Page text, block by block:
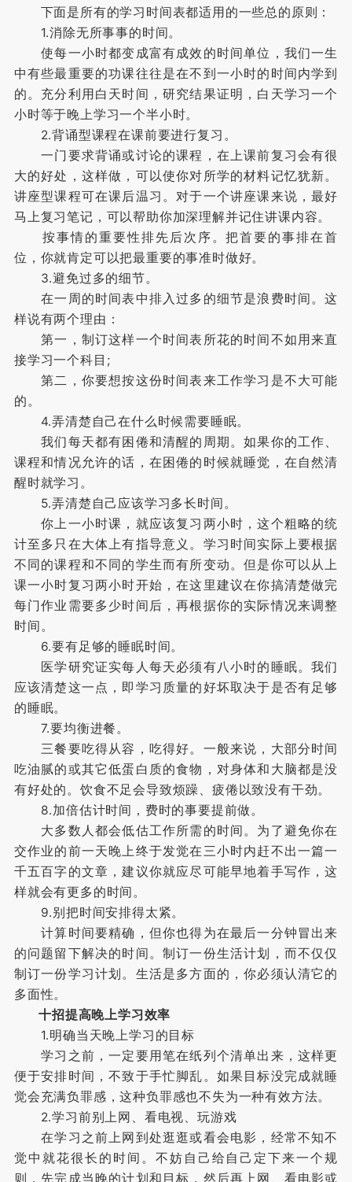
下面是所有的学习时间表都适用的一些总的原则：
1.消除无所事事的时间。
使每一小时都变成富有成效的时间单位，我们一生
中有些最重要的功课往往是在不到一小时的时间内学到
的。充分利用白天时间，研究结果证明，白天学习一个
小时等于晚上学习一个半小时。
2.背诵型课程在课前要进行复习。
一门要求背诵或讨论的课程，在上课前复习会有很
大的好处，这样做，可以使你对所学的材料记忆犹新。
讲座型课程可在课后温习。对于一个讲座课来说，最好
马上复习笔记，可以帮助你加深理解并记住讲课内容。
按事情的重要性排先后次序。把首要的事排在首
位，你就肯定可以把最重要的事准时做好。
3.避免过多的细节。
在一周的时间表中排入过多的细节是浪费时间。这
样说有两个理由：
第一，制订这样一个时间表所花的时间不如用来直
接学习一个科目;
第二，你要想按这份时间表来工作学习是不大可能
的。
4.弄清楚自己在什么时候需要睡眠。
我们每天都有困倦和清醒的周期。如果你的工作、
课程和情况允许的话，在困倦的时候就睡觉，在自然清
醒时就学习。
5.弄清楚自己应该学习多长时间。
你上一小时课，就应该复习两小时，这个粗略的统
计至多只在大体上有指导意义。学习时间实际上要根据
不同的课程和不同的学生而有所变动。但是你可以从上
课一小时复习两小时开始，在这里建议在你搞清楚做完
每门作业需要多少时间后，再根据你的实际情况来调整
时间。
6.要有足够的睡眠时间。
医学研究证实每人每天必须有八小时的睡眠。我们
应该清楚这一点，即学习质量的好坏取决于是否有足够
的睡眠。
7.要均衡进餐。
三餐要吃得从容，吃得好。一般来说，大部分时间
吃油腻的或其它低蛋白质的食物，对身体和大脑都是没
有好处的。饮食不足会导致烦躁、疲倦以致没有干劲。
8.加倍估计时间，费时的事要提前做。
大多数人都会低估工作所需的时间。为了避免你在
交作业的前一天晚上终于发觉在三小时内赶不出一篇一
千五百字的文章，建议你就应尽可能早地着手写作，这
样就会有更多的时间。
9.别把时间安排得太紧。
计算时间要精确，但你也得为在最后一分钟冒出来
的问题留下解决的时间。制订一份生活计划，而不仅仅
制订一份学习计划。生活是多方面的，你必须认清它的
多面性。
十招提高晚上学习效率
1.明确当天晚上学习的目标
学习之前，一定要用笔在纸列个清单出来，这样更
便于安排时间，不致于手忙脚乱。如果目标没完成就睡
觉会充满负罪感，这种负罪感也不失为一种有效方法。
2.学习前别上网、看电视、玩游戏
在学习之前上网到处逛逛或看会电影，经常不知不
觉中就花很长的时间。不妨自己给自己定下来一个规
则，先完成当晚的计划和目标，然后再上网、看电影或